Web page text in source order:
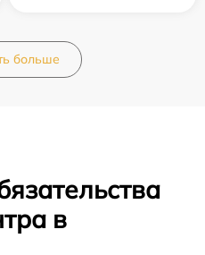
больше
в